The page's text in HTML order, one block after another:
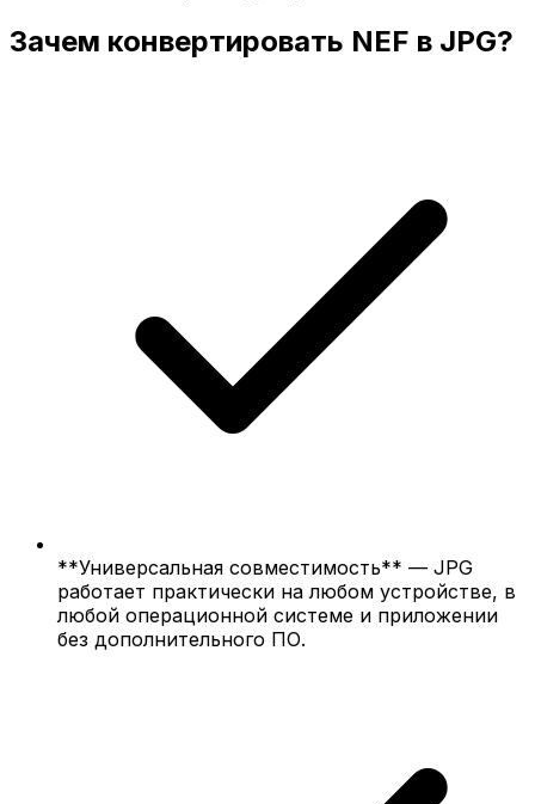
Зачем конвертировать NEF в JPG?
**Универсальная совместимость** — JPG
работает практически на любом устройстве, в
любой операционной системе и приложении
без дополнительного ПО.